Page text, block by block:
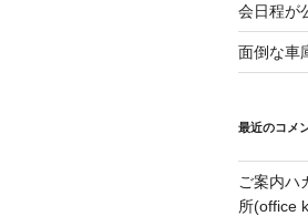
会日程が
面倒な車
最近のコメ
ご案内ハ
所(office